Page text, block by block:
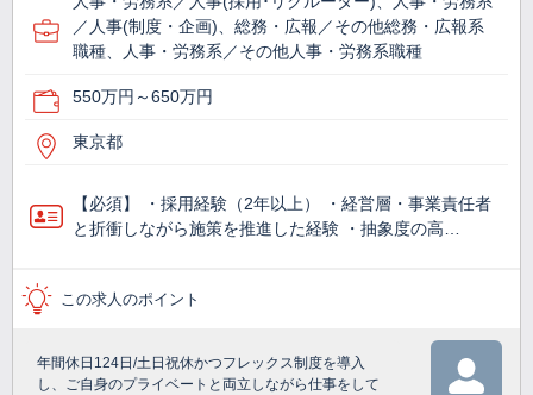
／人事(制度・企画)、総務・広報／その他総務・広報系
職種、人事・労務系／その他人事・労務系職種
550万円～650万円
東京都
【必須】 ・採用経験（2年以上） ・経営層・事業責任者
と折衝しながら施策を推進した経験 ・抽象度の高…
この求人のポイント
年間休日124日/土日祝休かつフレックス制度を導入
し、ご自身のプライベートと両立しながら仕事をして